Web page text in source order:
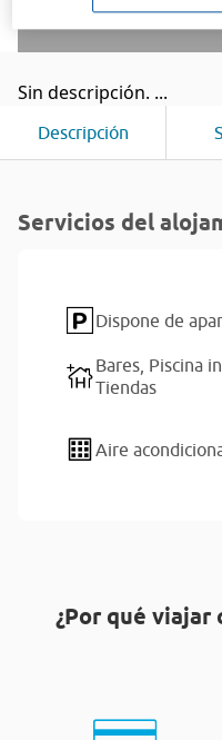
Sin descripción. ...
Descripción
Servicios del
Dispone de
Bares, Piscina
Tiendas
Aire
¿Por qué viajar